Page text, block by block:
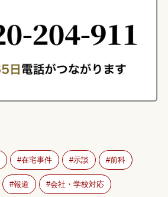
在宅事件 示談 前科
報道 会社・学校対応